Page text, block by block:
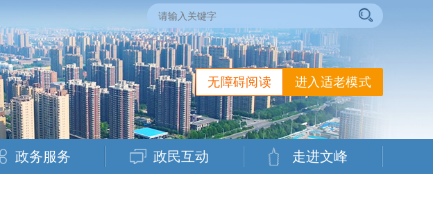
进入适老模式
无障碍阅读
政务服务 政民互动 走进文峰